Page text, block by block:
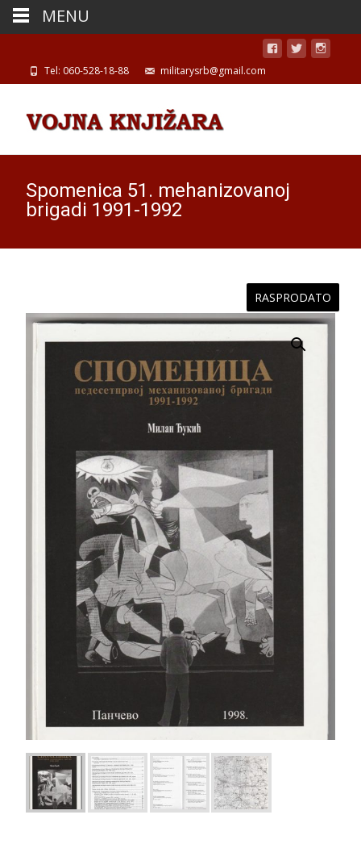
Tel: 060-528-18-88 militarysrb@gmail.com
Spomenica 51. mehanizovanoj
brigadi 1991-1992
RASPRODATO
MENU